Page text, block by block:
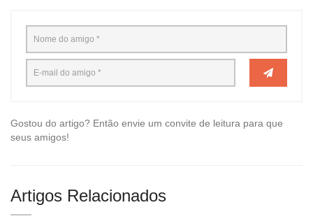
Gostou do artigo? Então envie um convite de leitura para que
seus amigos!
Artigos Relacionados